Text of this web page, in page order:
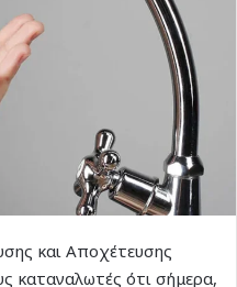
και Αποχέτευσης
καταναλωτές ότι σήμερα,